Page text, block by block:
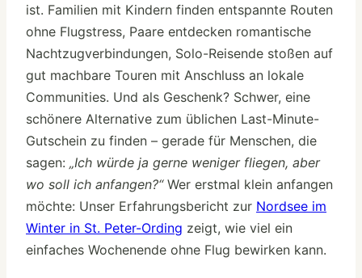
ist. Familien mit Kindern finden entspannte Routen
ohne Flugstress, Paare entdecken romantische
Nachtzugverbindungen, Solo-Reisende stoßen auf
gut machbare Touren mit Anschluss an lokale
Communities. Und als Geschenk? Schwer, eine
schönere Alternative zum üblichen Last-Minute-
Gutschein zu finden – gerade für Menschen, die
sagen: „Ich würde ja gerne weniger fliegen, aber
wo soll ich anfangen?“Wer erstmal klein anfangen
möchte: Unser Erfahrungsbericht zur Nordsee im
Winter in St. Peter-Ording zeigt, wie viel ein
einfaches Wochenende ohne Flug bewirken kann.